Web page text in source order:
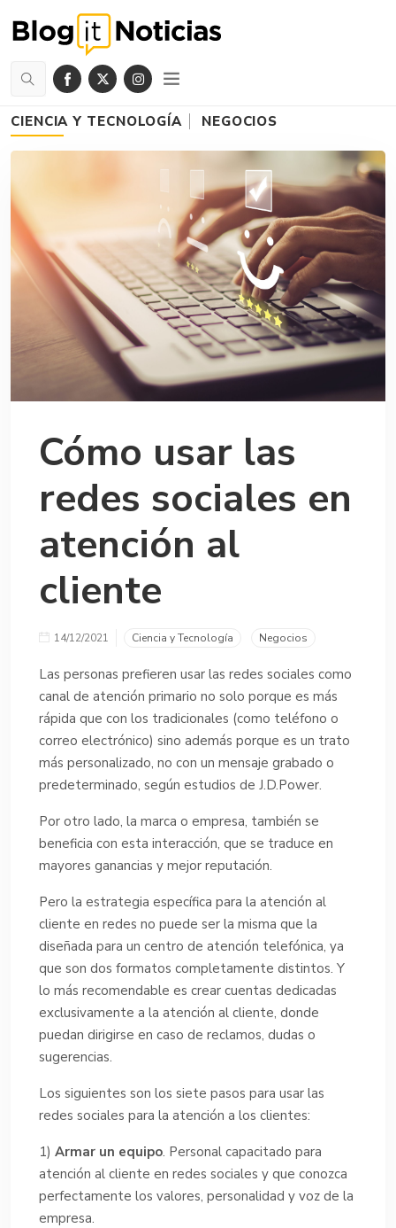
CIENCIA Y TECNOLOGÍA NEGOCIOS
Cómo usar las
redes sociales en
atención al
cliente
14/12/2021 Ciencia y Tecnología Negocios
Las personas prefieren usar las redes sociales como
canal de atención primario no solo porque es más
rápida que con los tradicionales (como teléfono o
correo electrónico) sino además porque es un trato
más personalizado, no con un mensaje grabado o
predeterminado, según estudios de J.D.Power.
Por otro lado, la marca o empresa, también se
beneficia con esta interacción, que se traduce en
mayores ganancias y mejor reputación.
Pero la estrategia específica para la atención al
cliente en redes no puede ser la misma que la
diseñada para un centro de atención telefónica, ya
que son dos formatos completamente distintos. Y
lo más recomendable es crear cuentas dedicadas
exclusivamente a la atención al cliente, donde
puedan dirigirse en caso de reclamos, dudas o
sugerencias.
Los siguientes son los siete pasos para usar las
redes sociales para la atención a los clientes:
1) Armar un equipo. Personal capacitado para
atención al cliente en redes sociales y que conozca
perfectamente los valores, personalidad y voz de la
empresa.